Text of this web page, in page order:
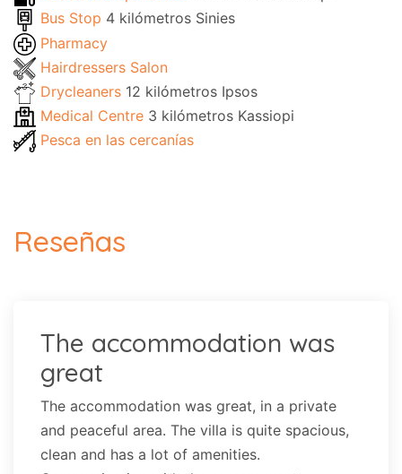
Bus Stop 4 kilómetros Sinies
Pharmacy
Hairdressers Salon
Drycleaners 12 kilómetros Ipsos
Medical Centre 3 kilómetros Kassiopi
Pesca en las cercanías
Reseñas
The accommodation was
great
The accommodation was great, in a private
and peaceful area. The villa is quite spacious,
clean and has a lot of amenities.